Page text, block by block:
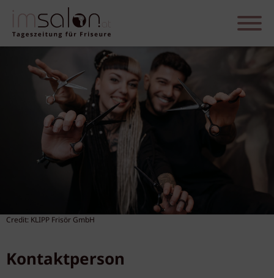
Credit: KLIPP Frisör GmbH
Kontaktperson